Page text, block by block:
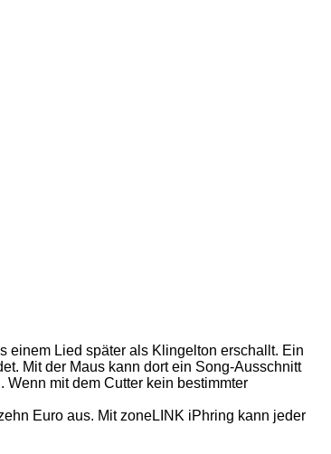
einem Lied später als Klingelton erschallt. Ein
Mit der Maus kann dort ein Song-Ausschnitt
mit dem Cutter kein bestimmter
Euro aus. Mit zoneLINK iPhring kann jeder